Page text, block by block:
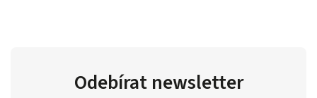
Odebírat newsletter